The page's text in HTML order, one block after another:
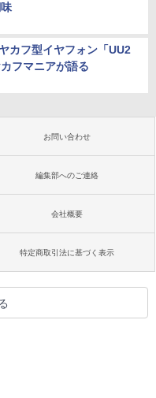
カフ型イヤフォン「UU2
フマニアが語る
お問い合わせ
編集部へのご連絡
会社概要
特定商取引法に基づく表示